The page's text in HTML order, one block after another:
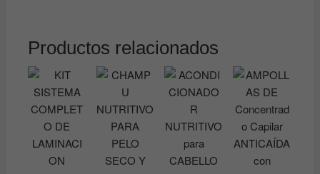
Productos relacionados